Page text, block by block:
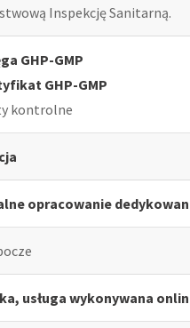
Inspekcję Sanitarną.
GHP-GMP
GHP-GMP
kontrolne
opracowanie
usługa wykonywana